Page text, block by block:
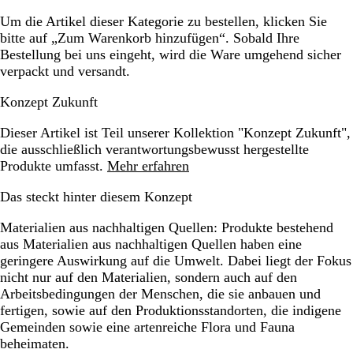
Um die Artikel dieser Kategorie zu bestellen, klicken Sie
bitte auf „Zum Warenkorb hinzufügen“. Sobald Ihre
Bestellung bei uns eingeht, wird die Ware umgehend sicher
verpackt und versandt.
Konzept Zukunft
Dieser Artikel ist Teil unserer Kollektion "Konzept Zukunft",
die ausschließlich verantwortungsbewusst hergestellte
Produkte umfasst. Mehr erfahren
Das steckt hinter diesem Konzept
Materialien aus nachhaltigen Quellen: Produkte bestehend
aus Materialien aus nachhaltigen Quellen haben eine
geringere Auswirkung auf die Umwelt. Dabei liegt der Fokus
nicht nur auf den Materialien, sondern auch auf den
Arbeitsbedingungen der Menschen, die sie anbauen und
fertigen, sowie auf den Produktionsstandorten, die indigene
Gemeinden sowie eine artenreiche Flora und Fauna
beheimaten.